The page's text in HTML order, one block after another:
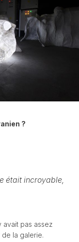
?
était incroyable,
avait pas assez
de la galerie.